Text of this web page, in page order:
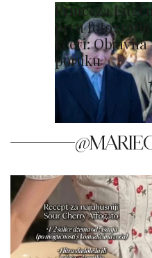
Princeza
prvu
kćeri:
poruku